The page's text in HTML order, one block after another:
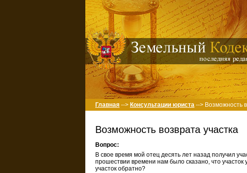
Главная --> Консультации юриста --> Возможность
Возможность возврата участка
Вопрос:
В свое время мой отец десять лет назад получил
прошествии времени нам было сказано, что
участок обратно?